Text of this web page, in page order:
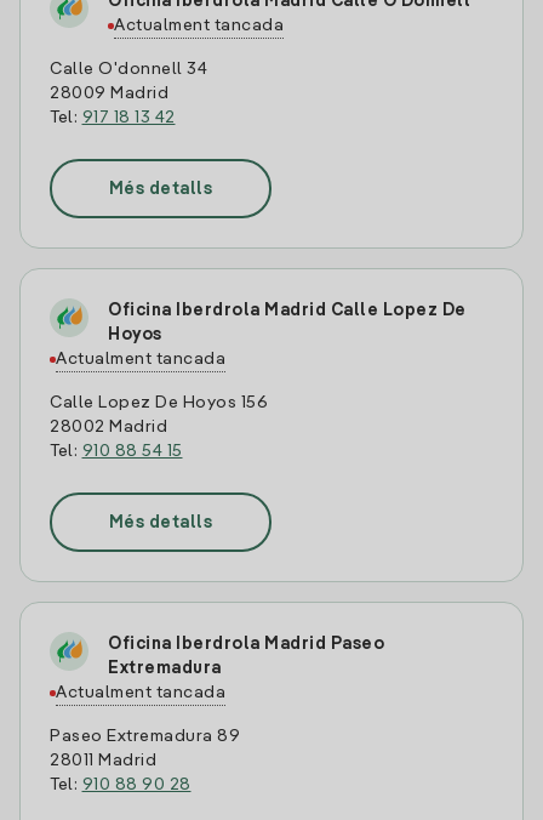
Actualment tancada
Calle O'donnell 34
28009 Madrid
Tel: 917 18 13 42
Més detalls
Oficina Iberdrola Madrid Calle Lopez De
Hoyos
Actualment tancada
Calle Lopez De Hoyos 156
28002 Madrid
Tel: 910 88 54 15
Més detalls
Oficina Iberdrola Madrid Paseo
Extremadura
Actualment tancada
Paseo Extremadura 89
28011 Madrid
Tel: 910 88 90 28